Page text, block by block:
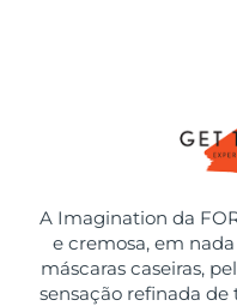
A Imagination da
e cremosa, em
máscaras caseiras,
sensação refinada